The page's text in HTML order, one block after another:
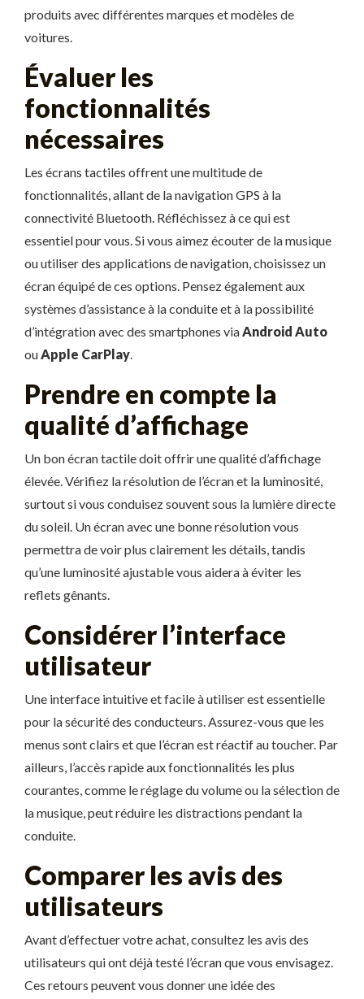
produits avec différentes marques et modèles de
voitures.
Évaluer les
fonctionnalités
nécessaires
Les écrans tactiles offrent une multitude de
fonctionnalités, allant de la navigation GPS à la
connectivité Bluetooth. Réfléchissez à ce qui est
essentiel pour vous. Si vous aimez écouter de la musique
ou utiliser des applications de navigation, choisissez un
écran équipé de ces options. Pensez également aux
systèmes d’assistance à la conduite et à la possibilité
d’intégration avec des smartphones viaAndroid Auto
ouApple CarPlay.
Prendre en compte la
qualité d’affichage
Un bon écran tactile doit offrir une qualité d’affichage
élevée. Vérifiez la résolution de l’écran et la luminosité,
surtout si vous conduisez souvent sous la lumière directe
du soleil. Un écran avec une bonne résolution vous
permettra de voir plus clairement les détails, tandis
qu’une luminosité ajustable vous aidera à éviter les
reflets gênants.
Considérer l’interface
utilisateur
Une interface intuitive et facile à utiliser est essentielle
pour la sécurité des conducteurs. Assurez-vous que les
menus sont clairs et que l’écran est réactif au toucher. Par
ailleurs, l’accès rapide aux fonctionnalités les plus
courantes, comme le réglage du volume ou la sélection de
la musique, peut réduire les distractions pendant la
conduite.
Comparer les avis des
utilisateurs
Avant d’effectuer votre achat, consultez les avis des
utilisateurs qui ont déjà testé l’écran que vous envisagez.
Ces retours peuvent vous donner une idée des